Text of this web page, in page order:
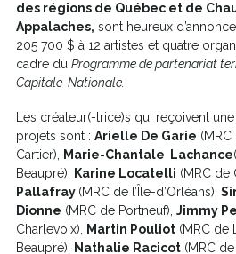
des régions de Québec et de
Appalaches, sont heureux
205 700 $ à 12 artistes et quatre
cadre du Programme de partenariat
Capitale-Nationale.
Les créateur(-trice)s qui reçoivent
projets sont : Arielle De Garie
Cartier),
Marie-Chantale Lachance
Beaupré),
Karine Locatelli (MRC de
Pallafray (MRC de l’Île-d’Orléans),
Dionne (MRC de Portneuf), Jimmy
Charlevoix),
Martin Pouliot (MRC de
Beaupré),
Nathalie Racicot (MRC